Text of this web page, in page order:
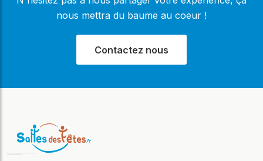
nous mettra du baume au coeur !
Contactez nous